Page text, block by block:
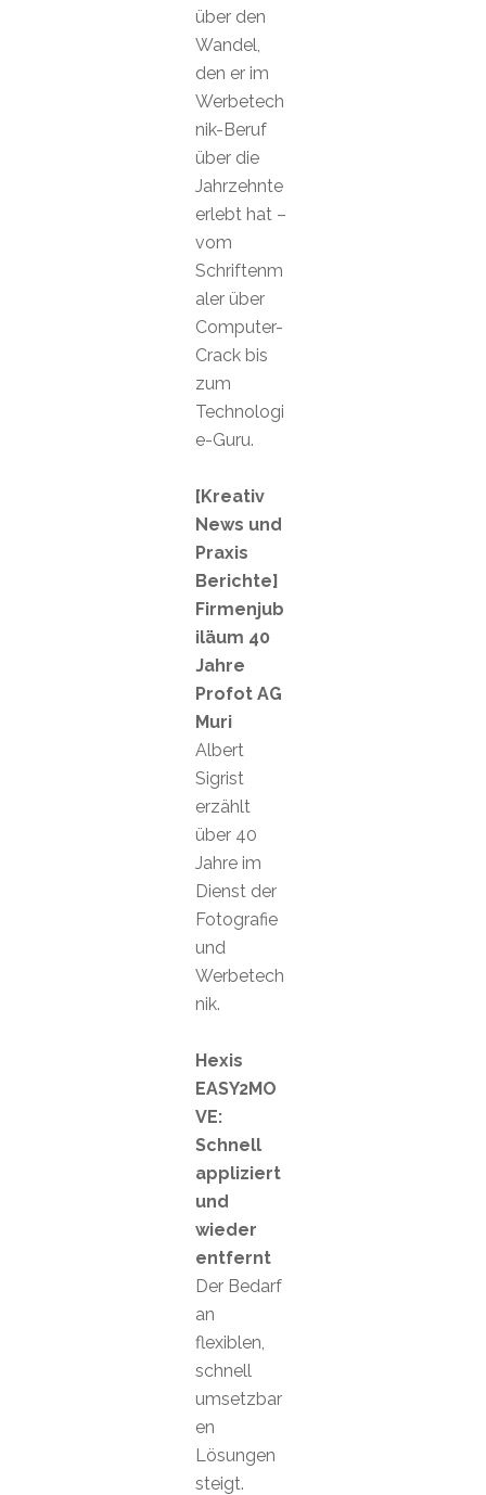
über den
Wandel,
den er im
Werbetech
nik-Beruf
über die
Jahrzehnte
erlebt hat –
vom
Schriftenm
aler über
Computer-
Crack bis
zum
Technologi
e-Guru.
[Kreativ
News und
Praxis
Berichte]
Firmenjub
iläum 40
Jahre
Profot AG
Muri
Albert
Sigrist
erzählt
über 40
Jahre im
Dienst der
Fotografie
und
Werbetech
nik.
Hexis
EASY2MO
VE:
Schnell
appliziert
und
wieder
entfernt
Der Bedarf
an
flexiblen,
schnell
umsetzbar
en
Lösungen
steigt.